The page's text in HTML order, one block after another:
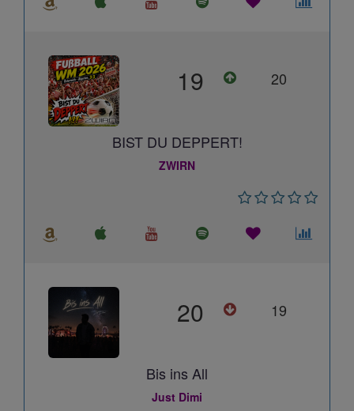
19 20
BIST DU DEPPERT!
ZWIRN
20 19
Bis ins All
Just Dimi